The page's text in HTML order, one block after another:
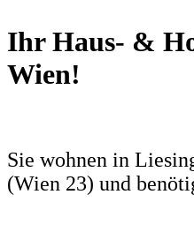
Ihr Haus- &
Wien!
Sie wohnen in
(Wien 23) und